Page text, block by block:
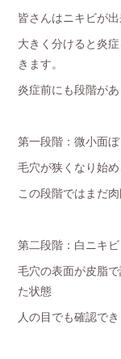
皆さんはニキビが
大きく分けると炎
きます。
炎症前にも段階があ
第一段階：微小面ぼ
毛穴が狭くなり始
この段階ではまだ
第二段階：白ニキビ
毛穴の表面が皮脂
た状態
人の目でも確認で